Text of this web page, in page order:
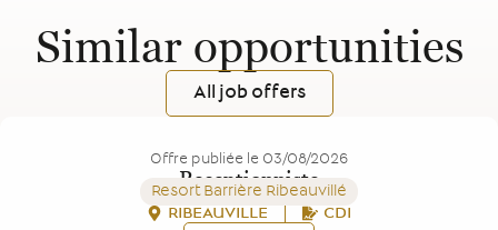
Similar opportunities
All job offers
Offre publiée le 03/08/2026
Receptionniste
Resort Barrière Ribeauvillé
RIBEAUVILLE
CDI